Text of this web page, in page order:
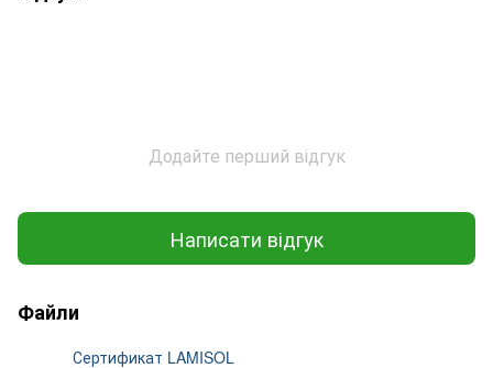
Додайте перший відгук
Написати відгук
Файли
Сертификат LAMISOL